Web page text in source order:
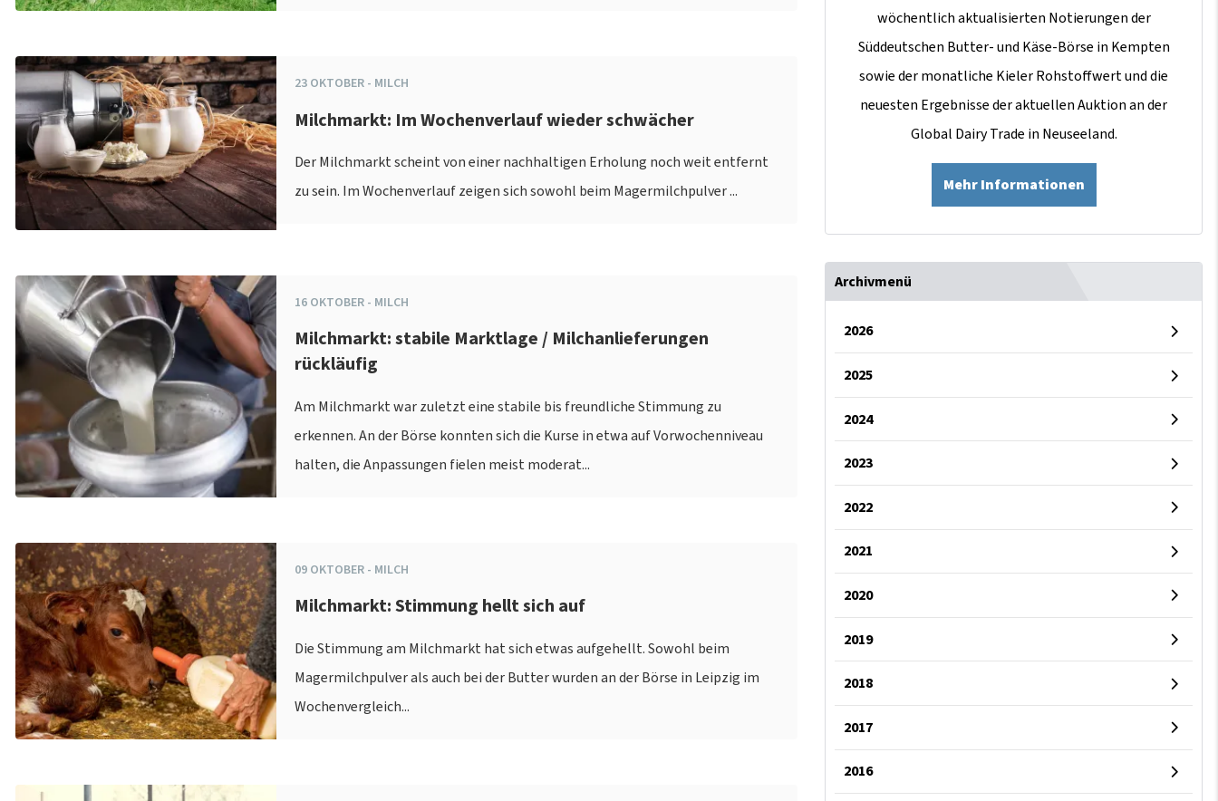
23 OKTOBER- MILCH
Milchmarkt: Im Wochenverlauf wieder schwächer
Der Milchmarkt scheint von einer nachhaltigen Erholung noch weit entfernt
zu sein. Im Wochenverlauf zeigen sich sowohl beim Magermilchpulver ...
16 OKTOBER- MILCH
Milchmarkt: stabile Marktlage / Milchanlieferungen
rückläufig
Am Milchmarkt war zuletzt eine stabile bis freundliche Stimmung zu
erkennen. An der Börse konnten sich die Kurse in etwa auf Vorwochenniveau
halten, die Anpassungen fielen meist moderat...
09 OKTOBER- MILCH
Milchmarkt: Stimmung hellt sich auf
Die Stimmung am Milchmarkt hat sich etwas aufgehellt. Sowohl beim
Magermilchpulver als auch bei der Butter wurden an der Börse in Leipzig im
Wochenvergleich...
wöchentlich aktualisierten Notierungen der
Süddeutschen Butter- und Käse-Börse in Kempten
sowie der monatliche Kieler Rohstoffwert und die
neuesten Ergebnisse der aktuellen Auktion an der
Global Dairy Trade in Neuseeland.
Mehr Informationen
Archivmenü
2026
2025
2024
2023
2022
2021
2020
2019
2018
2017
2016